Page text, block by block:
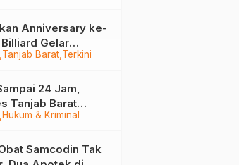
Tanjab Barat Terkini
Anniversary ke-
Billiard Gelar
9 Ball
Hukum & Kriminal
24 Jam,
Tanjab Barat
Komplotan
Samcodin Tak